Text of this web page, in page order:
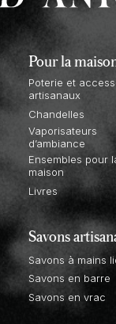
Pour la
Poterie et
artisanaux
Chandelles
Vaporisateurs
d’ambiance
Ensembles pour
maison
Livres
Savons
Savons à mains
Savons en barre
Savons en vrac